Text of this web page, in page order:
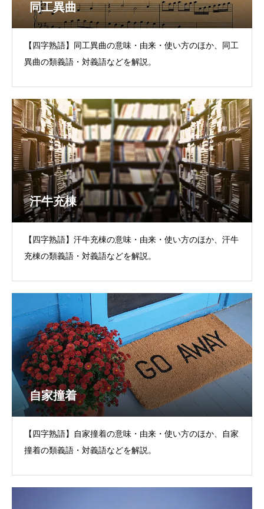
同工異曲
【四字熟語】同工異曲の意味・由来・使い方のほか、同工
異曲の類義語・対義語などを解説。
汗牛充棟
【四字熟語】汗牛充棟の意味・由来・使い方のほか、汗牛
充棟の類義語・対義語などを解説。
自家撞着
【四字熟語】自家撞着の意味・由来・使い方のほか、自家
撞着の類義語・対義語などを解説。